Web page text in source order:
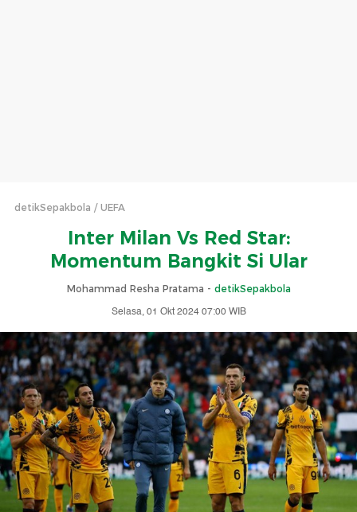
detikSepakbola UEFA
Inter Milan Vs Red Star:
Momentum Bangkit Si Ular
Mohammad Resha Pratama - detikSepakbola
Selasa, 01 Okt 2024 07:00 WIB